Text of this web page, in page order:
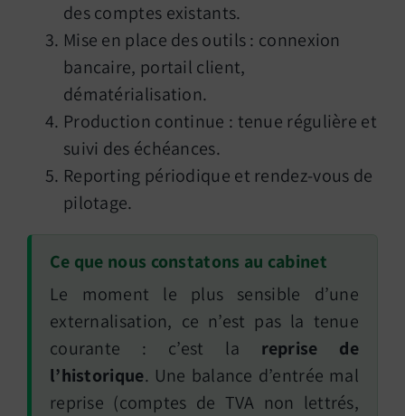
des comptes existants.
Mise en place des outils : connexion
bancaire, portail client,
dématérialisation.
Production continue : tenue régulière et
suivi des échéances.
Reporting périodique et rendez-vous de
pilotage.
Ce que nous constatons au cabinet
Le moment le plus sensible d’une
externalisation, ce n’est pas la tenue
courante : c’est la reprise de
l’historique. Une balance d’entrée mal
reprise (comptes de TVA non lettrés,